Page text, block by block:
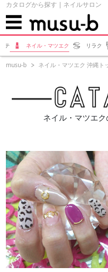
カタログから探す | ネイルサロ
テ ネイル・マツエク リラク
musu-b ネイル・マツエク 沖縄ト
ネイル・マツエ